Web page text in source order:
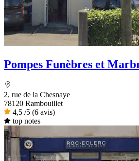
Pompes Funèbres et
2, rue de la Chesnaye
78120 Rambouillet
4,5 /5 (6 avis)
top notes